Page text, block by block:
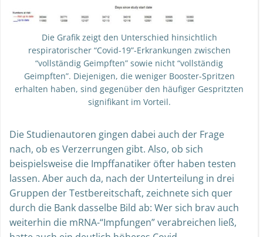
Die Grafik zeigt den Unterschied hinsichtlich
respiratorischer “Covid-19”-Erkrankungen zwischen
“vollständig Geimpften” sowie nicht “vollständig
Geimpften”. Diejenigen, die weniger Booster-Spritzen
erhalten haben, sind gegenüber den häufiger Gespritzten
signifikant im Vorteil.
Die Studienautoren gingen dabei auch der Frage
nach, ob es Verzerrungen gibt. Also, ob sich
beispielsweise die Impffanatiker öfter haben testen
lassen. Aber auch da, nach der Unterteilung in drei
Gruppen der Testbereitschaft, zeichnete sich quer
durch die Bank dasselbe Bild ab: Wer sich brav auch
weiterhin die mRNA-“Impfungen” verabreichen ließ,